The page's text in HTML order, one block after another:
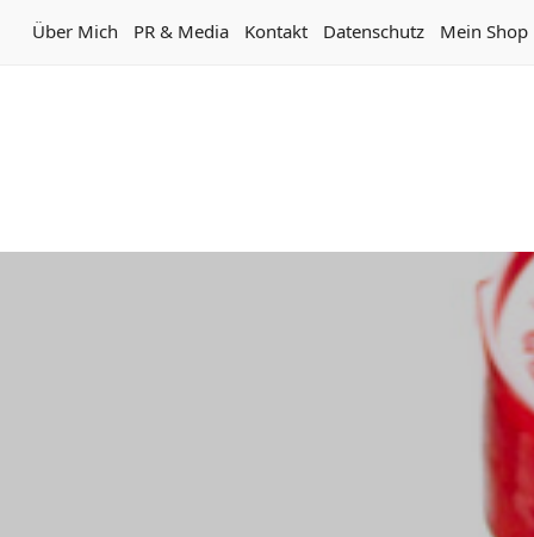
Über Mich PR & Media Kontakt Datenschutz Mein Shop